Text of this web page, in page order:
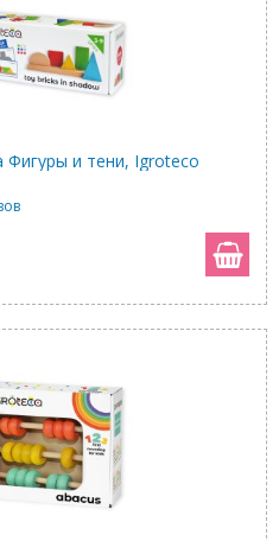
Фигуры и тени, Igroteco